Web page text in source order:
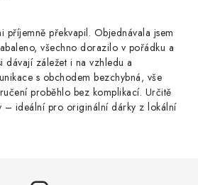
příjemně překvapil. Objednávala jsem
všechno dorazilo v pořádku a
dávají záležet i na vzhledu a
s obchodem bezchybná, vše
proběhlo bez komplikací. Určitě
– ideální pro originální dárky z lokální